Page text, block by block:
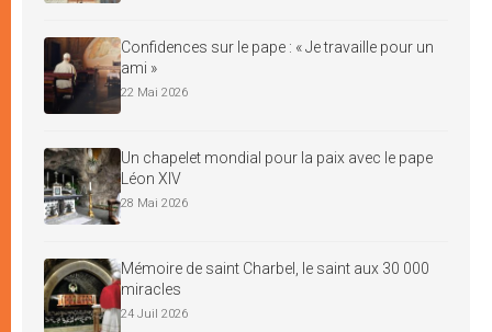
Confidences sur le pape : « Je travaille pour un
ami »
22 Mai 2026
Un chapelet mondial pour la paix avec le pape
Léon XIV
28 Mai 2026
Mémoire de saint Charbel, le saint aux 30 000
miracles
24 Juil 2026